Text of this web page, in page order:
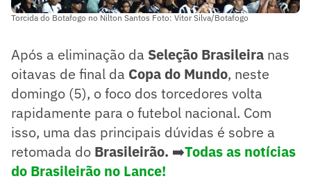
Torcida do Botafogo no Nilton Santos Foto: Vitor Silva/Botafogo
Após a eliminação da Seleção Brasileira nas
oitavas de final da Copa do Mundo, neste
domingo (5), o foco dos torcedores volta
rapidamente para o futebol nacional. Com
isso, uma das principais dúvidas é sobre a
retomada do Brasileirão. ➡️Todas as notícias
do Brasileirão no Lance!